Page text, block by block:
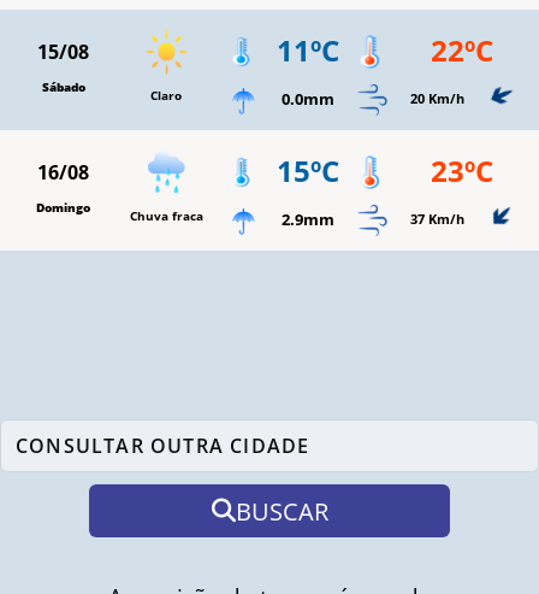
15/08
Sábado Claro
11ºC 22ºC
0.0mm 20 Km/h
16/08
Domingo Chuva fraca
15ºC 23ºC
2.9mm 37 Km/h
BUSCAR